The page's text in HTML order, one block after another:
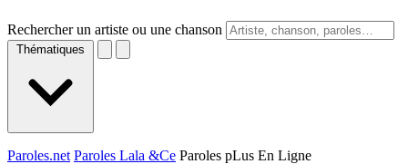
Rechercher un artiste ou une chanson
Thématiques
Paroles.net Paroles Lala &Ce Paroles pLus En Ligne